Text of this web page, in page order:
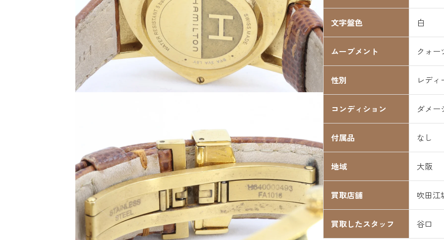
文字盤色 白
ムーブメント クォー
性別 レディ
コンディション ダメー
付属品 なし
地域 大阪
買取店舗 吹田江
買取したスタッフ 谷口